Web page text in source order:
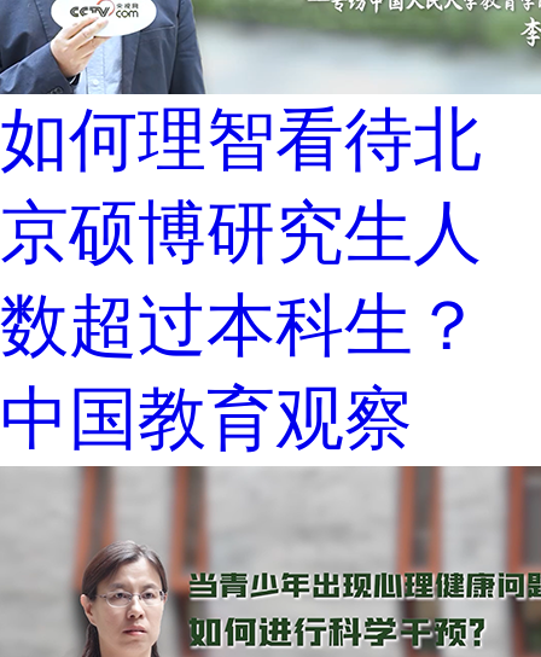
如何理智看待北
京硕博研究生人
数超过本科生？
中国教育观察